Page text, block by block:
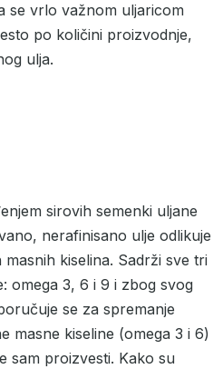
se vrlo važnom uljaricom
po količini proizvodnje,
ulja.
sirovih semenki uljane
nerafinisano ulje odlikuje
kiselina. Sadrži sve tri
omega 3, 6 i 9 i zbog svog
se za spremanje
masne kiseline (omega 3 i 6)
sam proizvesti. Kako su